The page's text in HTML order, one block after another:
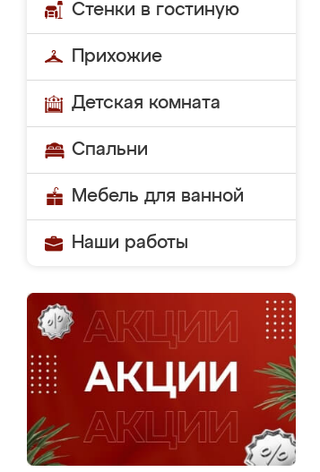
Стенки в гостиную
Прихожие
Детская комната
Спальни
Мебель для ванной
Наши работы